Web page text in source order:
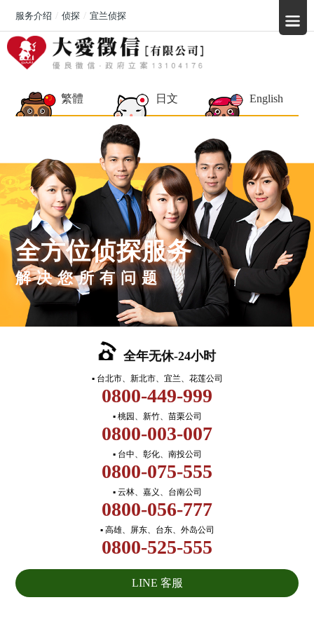
繁體 日文 English
全方位侦探服务
解决您所有问题
全年无休-24小时
▪ 台北市、新北市、宜兰、花莲公司
0800-449-999
▪ 桃园、新竹、苗栗公司
0800-003-007
▪ 台中、彰化、南投公司
0800-075-555
▪ 云林、嘉义、台南公司
0800-056-777
▪ 高雄、屏东、台东、外岛公司
0800-525-555
LINE 客服
服务介绍 侦探 宜兰侦探